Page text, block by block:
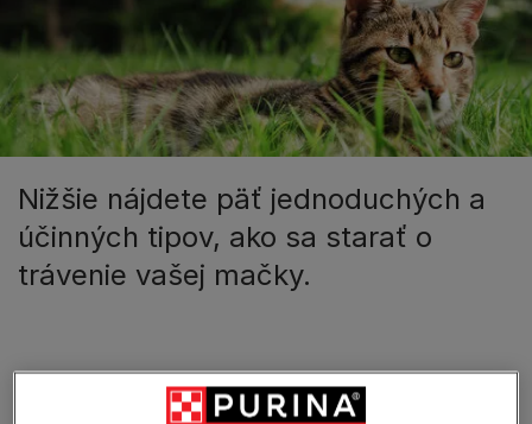
Nižšie nájdete päť jednoduchých a
účinných tipov, ako sa starať o
trávenie vašej mačky.
V tomto článku